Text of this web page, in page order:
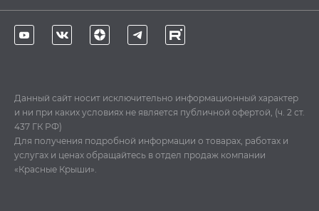
Данный сайт носит исключительно информационный характер
и ни при каких условиях не является публичной офертой, (ч. 2 ст.
437 ГК РФ)
Для получения подробной информации о товарах, работах и
услугах и ценах обращайтесь в отдел продаж компании
«Красные Крыши».